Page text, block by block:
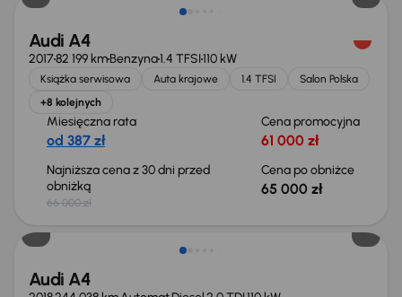
Audi A4
201782 199 kmBenzyna1.4 TFSI110 kW
Książka serwisowa Auta krajowe 1.4 TFSI
Salon Polska
+8 kolejnych
Miesięczna rata
od 387 zł
Cena promocyjna
61 000 zł
Najniższa cena z 30 dni przed
obniżką
66 000 zł
Cena po obniżce
65 000 zł
Możliwość odliczenia VAT
Audi A4